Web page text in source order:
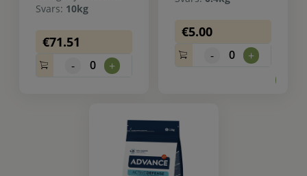
Svars: 10kg
€71.51
- 0 +
€5.00
- 0 +